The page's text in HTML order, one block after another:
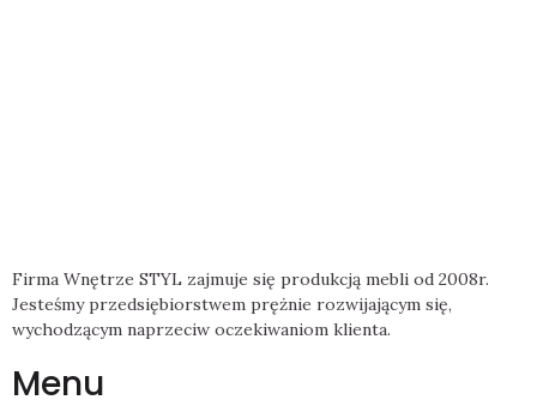
Firma Wnętrze STYL zajmuje się produkcją mebli od 2008r.
Jesteśmy przedsiębiorstwem prężnie rozwijającym się,
wychodzącym naprzeciw oczekiwaniom klienta.
Menu